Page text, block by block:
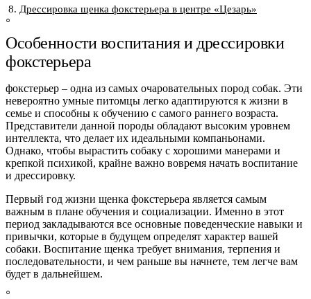
Дрессировка щенка фокстерьера в центре «Цезарь»
Особенности воспитания и дрессировки
фокстерьера
фокстерьер – одна из самых очаровательных пород собак. Эти
невероятно умные питомцы легко адаптируются к жизни в
семье и способны к обучению с самого раннего возраста.
Представители данной породы обладают высоким уровнем
интеллекта, что делает их идеальными компаньонами.
Однако, чтобы вырастить собаку с хорошими манерами и
крепкой психикой, крайне важно вовремя начать воспитание
и дрессировку.
Первый год жизни щенка фокстерьера является самым
важным в плане обучения и социализации. Именно в этот
период закладываются все основные поведенческие навыки и
привычки, которые в будущем определят характер вашей
собаки. Воспитание щенка требует внимания, терпения и
последовательности, и чем раньше вы начнете, тем легче вам
будет в дальнейшем.